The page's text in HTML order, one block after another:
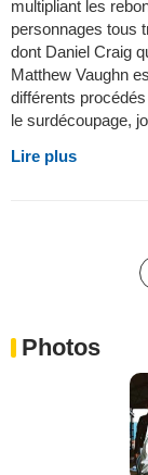
multipliant les
personnages tous
dont Daniel Craig
Matthew Vaughn
différents
le surdécoupage,
Lire plus
Photos